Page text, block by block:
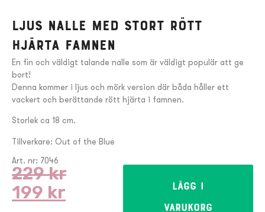
Ljus Nalle med stort rött
hjärta famnen
En fin och väldigt talande nalle som är väldigt populär att ge
bort!
Denna kommer i ljus och mörk version där båda håller ett
vackert och berättande rött hjärta i famnen.
Storlek ca 18 cm.
Tillverkare: Out of the Blue
Art. nr: 7046
229kr
199 kr
Lägg i
varukorg